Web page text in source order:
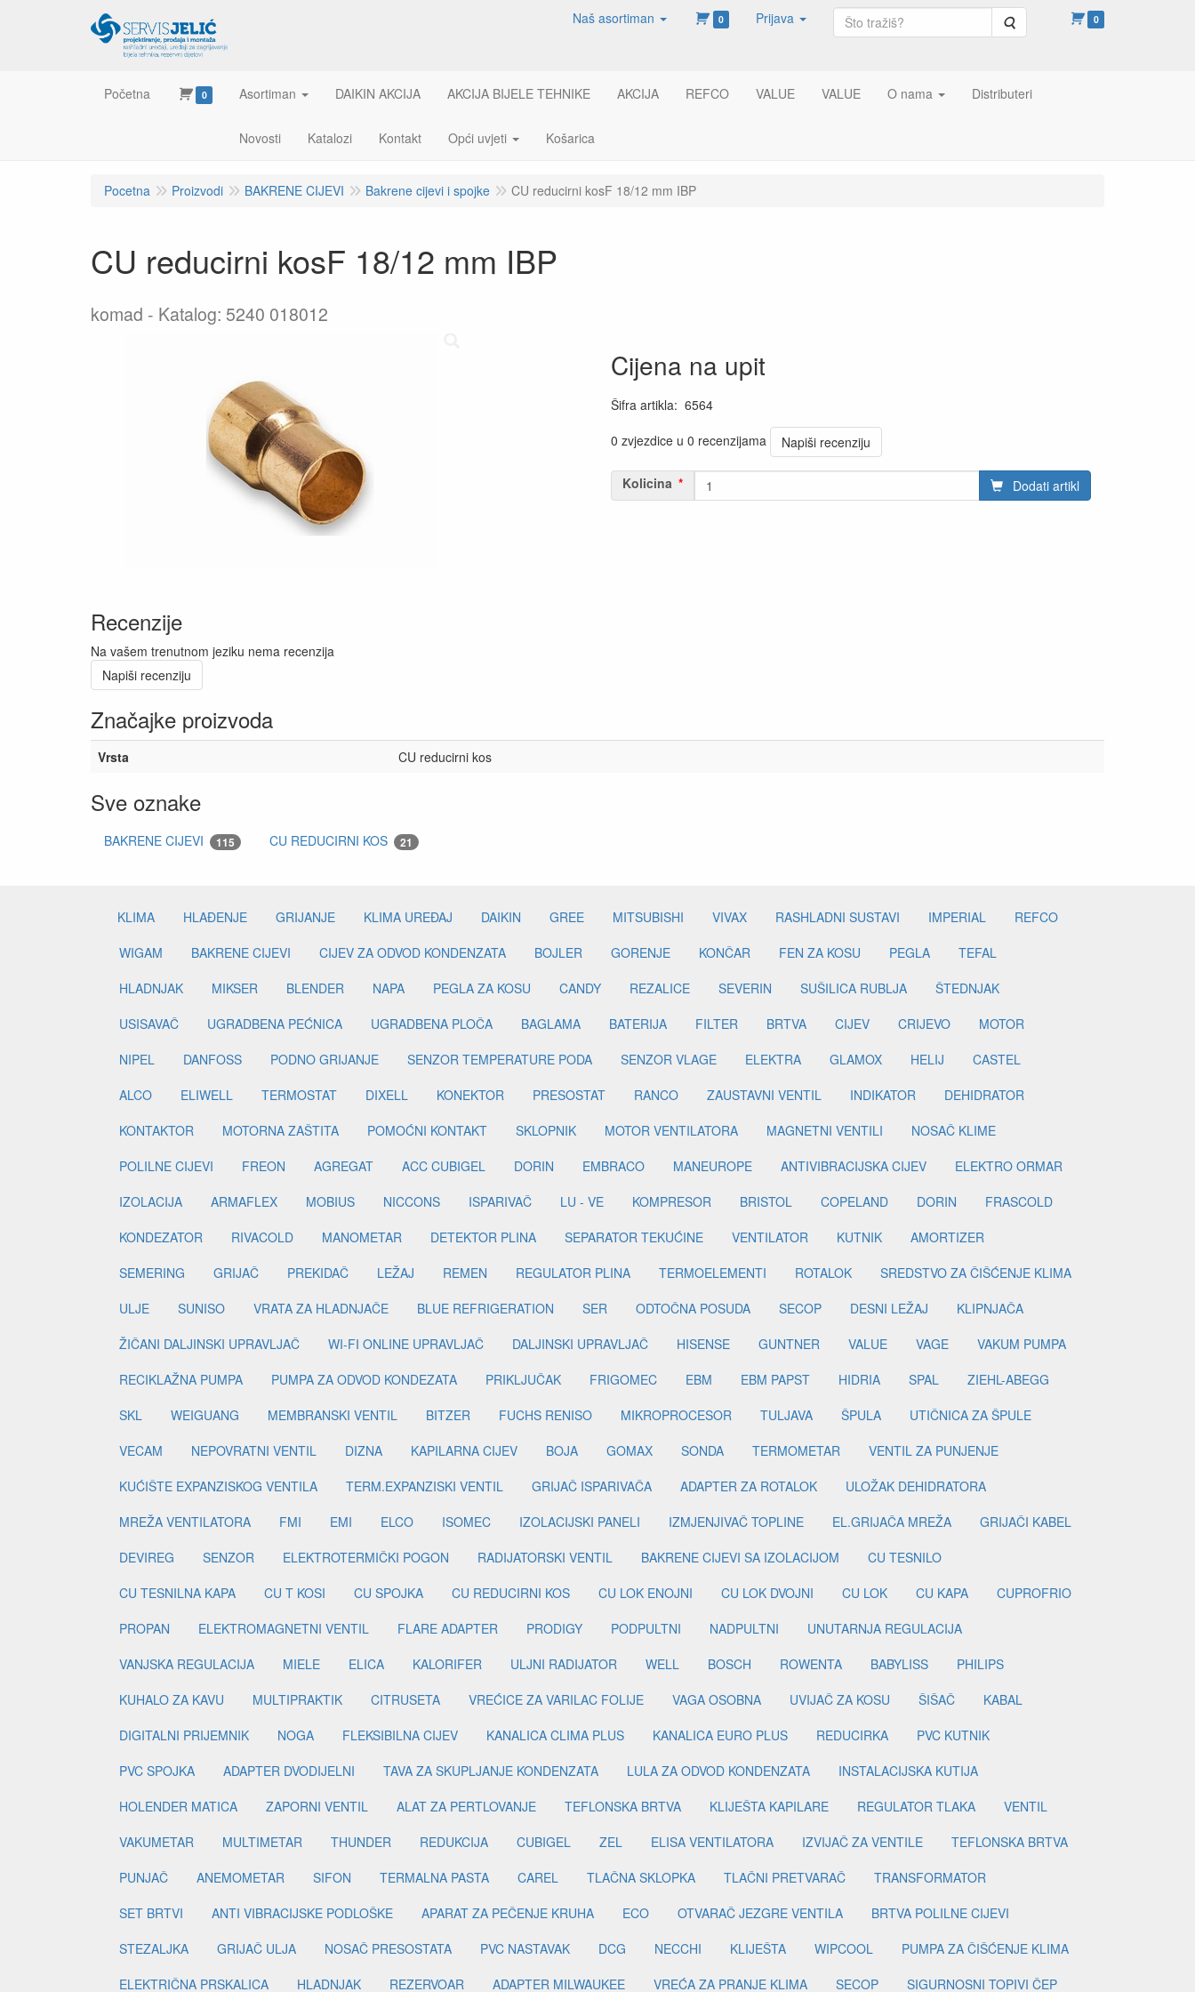
Naš asortiman 0 Prijava Pretraga 0
Početna 0 Asortiman DAIKIN AKCIJA AKCIJA BIJELE TEHNIKE AKCIJA REFCO VALUE VALUE O nama Distributeri
Novosti Katalozi Kontakt Opći uvjeti Košarica
Pocetna Proizvodi BAKRENE CIJEVI Bakrene cijevi i spojke CU reducirni kosF 18/12 mm IBP
CU reducirni kosF 18/12 mm IBP
komad Katalog: 5240 018012
Cijena na upit
Šifra artikla: 6564
0 zvjezdice u 0 recenzijama
Napiši recenziju
Kolicina Dodati artikl
Recenzije
Na vašem trenutnom jeziku nema recenzija
Napiši recenziju
Značajke proizvoda
Vrsta CU reducirni kos
Sve oznake
BAKRENE CIJEVI 115 CU REDUCIRNI KOS 21
KLIMA HLAĐENJE GRIJANJE KLIMA UREĐAJ DAIKIN GREE MITSUBISHI VIVAX RASHLADNI SUSTAVI IMPERIAL
REFCO
WIGAM
BAKRENE CIJEVI CIJEV ZA ODVOD KONDENZATA BOJLER GORENJE KONČAR FEN ZA KOSU PEGLA
TEFAL
HLADNJAK
MIKSER BLENDER NAPA PEGLA ZA KOSU CANDY REZALICE SEVERIN SUŠILICA RUBLJA
ŠTEDNJAK
USISAVAČ
UGRADBENA PEĆNICA UGRADBENA PLOČA BAGLAMA BATERIJA FILTER BRTVA CIJEV CRIJEVO
MOTOR
NIPEL
DANFOSS PODNO GRIJANJE SENZOR TEMPERATURE PODA SENZOR VLAGE ELEKTRA GLAMOX HELIJ
CASTEL
ALCO
ELIWELL TERMOSTAT DIXELL KONEKTOR PRESOSTAT RANCO ZAUSTAVNI VENTIL INDIKATOR
DEHIDRATOR
KONTAKTOR
MOTORNA ZAŠTITA POMOĆNI KONTAKT SKLOPNIK MOTOR VENTILATORA MAGNETNI VENTILI
NOSAČ KLIME
POLILNE CIJEVI
FREON AGREGAT ACC CUBIGEL DORIN EMBRACO MANEUROPE ANTIVIBRACIJSKA CIJEV
ELEKTRO ORMAR
IZOLACIJA
ARMAFLEX MOBIUS NICCONS ISPARIVAČ LU - VE KOMPRESOR BRISTOL COPELAND DORIN
FRASCOLD
KONDEZATOR
RIVACOLD MANOMETAR DETEKTOR PLINA SEPARATOR TEKUĆINE VENTILATOR KUTNIK
AMORTIZER
SEMERING
GRIJAČ PREKIDAČ LEŽAJ REMEN REGULATOR PLINA TERMOELEMENTI ROTALOK
SREDSTVO ZA ČIŠĆENJE KLIMA
ULJE
SUNISO VRATA ZA HLADNJAČE BLUE REFRIGERATION SER ODTOČNA POSUDA SECOP DESNI LEŽAJ
KLIPNJAČA
ŽIČANI DALJINSKI UPRAVLJAČ
WI-FI ONLINE UPRAVLJAČ DALJINSKI UPRAVLJAČ HISENSE GUNTNER VALUE VAGE
VAKUM PUMPA
RECIKLAŽNA PUMPA
PUMPA ZA ODVOD KONDEZATA PRIKLJUČAK FRIGOMEC EBM EBM PAPST HIDRIA SPAL
ZIEHL-ABEGG
SKL
WEIGUANG MEMBRANSKI VENTIL BITZER FUCHS RENISO MIKROPROCESOR TULJAVA ŠPULA
UTIČNICA ZA ŠPULE
VECAM
NEPOVRATNI VENTIL DIZNA KAPILARNA CIJEV BOJA GOMAX SONDA TERMOMETAR
VENTIL ZA PUNJENJE
KUĆIŠTE EXPANZISKOG VENTILA
TERM.EXPANZISKI VENTIL GRIJAČ ISPARIVAČA ADAPTER ZA ROTALOK
ULOŽAK DEHIDRATORA
MREŽA VENTILATORA
FMI EMI ELCO ISOMEC IZOLACIJSKI PANELI IZMJENJIVAČ TOPLINE EL.GRIJAČA MREŽA
GRIJAČI KABEL
DEVIREG
SENZOR ELEKTROTERMIČKI POGON RADIJATORSKI VENTIL BAKRENE CIJEVI SA IZOLACIJOM
CU TESNILO
CU TESNILNA KAPA
CU T KOSI CU SPOJKA CU REDUCIRNI KOS CU LOK ENOJNI CU LOK DVOJNI CU LOK CU KAPA
CUPROFRIO
PROPAN
ELEKTROMAGNETNI VENTIL FLARE ADAPTER PRODIGY PODPULTNI NADPULTNI
UNUTARNJA REGULACIJA
VANJSKA REGULACIJA
MIELE ELICA KALORIFER ULJNI RADIJATOR WELL BOSCH ROWENTA BABYLISS
PHILIPS
KUHALO ZA KAVU
MULTIPRAKTIK CITRUSETA VREĆICE ZA VARILAC FOLIJE VAGA OSOBNA UVIJAČ ZA KOSU ŠIŠAČ
KABAL
DIGITALNI PRIJEMNIK
NOGA FLEKSIBILNA CIJEV KANALICA CLIMA PLUS KANALICA EURO PLUS REDUCIRKA
PVC KUTNIK
PVC SPOJKA
ADAPTER DVODIJELNI TAVA ZA SKUPLJANJE KONDENZATA LULA ZA ODVOD KONDENZATA
INSTALACIJSKA KUTIJA
HOLENDER MATICA
ZAPORNI VENTIL ALAT ZA PERTLOVANJE TEFLONSKA BRTVA KLIJEŠTA KAPILARE REGULATOR TLAKA
VENTIL
VAKUMETAR
MULTIMETAR THUNDER REDUKCIJA CUBIGEL ZEL ELISA VENTILATORA IZVIJAČ ZA VENTILE
TEFLONSKA BRTVA
PUNJAČ
ANEMOMETAR SIFON TERMALNA PASTA CAREL TLAČNA SKLOPKA TLAČNI PRETVARAČ
TRANSFORMATOR
SET BRTVI
ANTI VIBRACIJSKE PODLOŠKE APARAT ZA PEČENJE KRUHA ECO OTVARAČ JEZGRE VENTILA
BRTVA POLILNE CIJEVI
STEZALJKA
GRIJAČ ULJA NOSAČ PRESOSTATA PVC NASTAVAK DCG NECCHI KLIJEŠTA WIPCOOL
PUMPA ZA ČIŠĆENJE KLIMA
ELEKTRIČNA PRSKALICA
HLADNJAK REZERVOAR ADAPTER MILWAUKEE VREĆA ZA PRANJE KLIMA SECOP SIGURNOSNI TOPIVI ČEP